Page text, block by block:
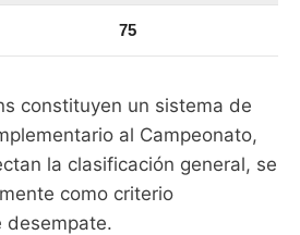
75
constituyen un sistema de
al Campeonato,
la clasificación general, se
como criterio
desempate.